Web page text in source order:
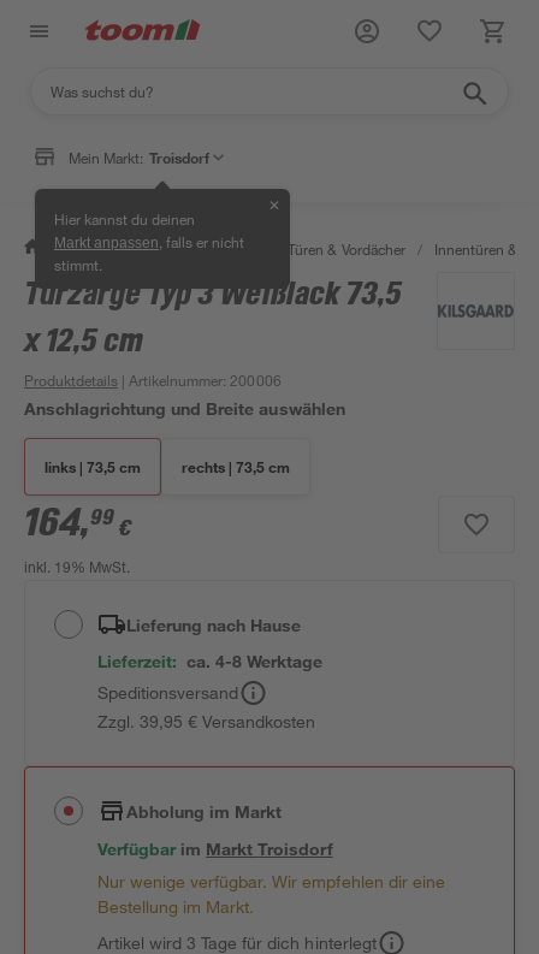
Mein Markt: Troisdorf
Hier kannst du deinen
Markt anpassen , falls er nicht
stimmt.
✕
/ Bauen & Renovieren / Fenster, Türen & Vordächer / Innentüren &
Türzarge Typ 3 Weißlack 73,5
x 12,5 cm
Produktdetails | Artikelnummer: 200006
Anschlagrichtung und Breite auswählen
links | 73,5 cm rechts | 73,5 cm
164,99 €
inkl. 19% MwSt.
Lieferung nach Hause
Lieferzeit: ca. 4-8 Werktage
Speditionsversand
Zzgl. 39,95 € Versandkosten
Abholung im Markt
Verfügbar im MarktTroisdorf
Nur wenige verfügbar. Wir empfehlen dir eine
Bestellung im Markt.
Artikel wird 3 Tage für dich hinterlegt